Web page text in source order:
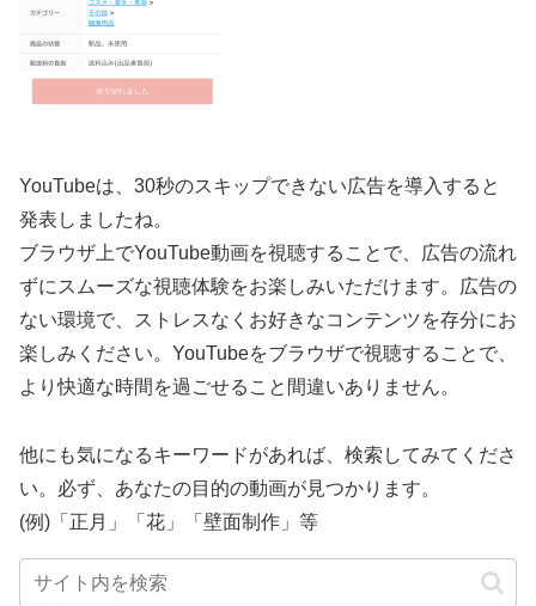
YouTubeは、30秒のスキップできない広告を導入すると
発表しましたね。
ブラウザ上でYouTube動画を視聴することで、広告の流れ
ずにスムーズな視聴体験をお楽しみいただけます。広告の
ない環境で、ストレスなくお好きなコンテンツを存分にお
楽しみください。YouTubeをブラウザで視聴することで、
より快適な時間を過ごせること間違いありません。
他にも気になるキーワードがあれば、検索してみてくださ
い。必ず、あなたの目的の動画が見つかります。
(例)「正月」「花」「壁面制作」等